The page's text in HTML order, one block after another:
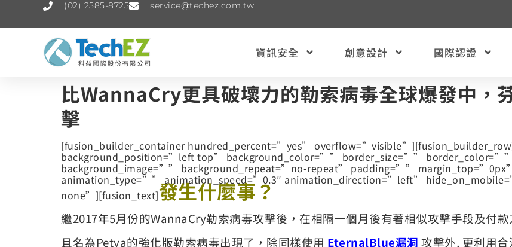
(02) 2585-8725 service@techez.com.tw
資訊安全 創意設計 國際認證
比WannaCry更具破壞力的勒索病毒全球爆發中，
擊
[fusion_builder_container hundred_percent=”yes”
background_position=”left top” background_color=”” border_size=””
background_image=”” background_repeat=”no-repeat” padding=””
animation_type=”” animation_speed=”0.3″ animation_direction=”left”
none”][fusion_text]發生什麼事？
繼2017年5月份的WannaCry勒索病毒攻擊後，在相隔一個月後有著相似攻擊手段及付款
且名為Petya的強化版勒索病毒出現了，除同樣使用 EternalBlue漏洞 攻擊外, 更利用合